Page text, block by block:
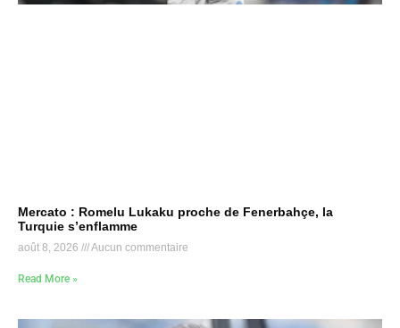
Mercato : Romelu Lukaku proche de Fenerbahçe, la
Turquie s’enflamme
août 8, 2026 Aucun commentaire
Read More »